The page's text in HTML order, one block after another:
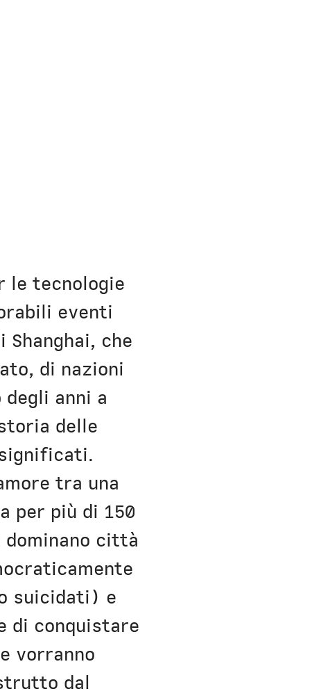
le tecnologie
eventi
che
di nazioni
anni a
delle
tra una
per più di 150
città
suicidati) e
di conquistare
vorranno
dal